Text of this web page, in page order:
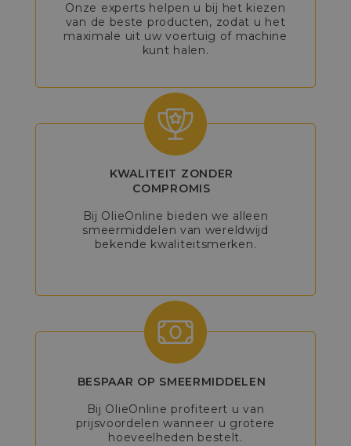
Onze experts helpen u bij het kiezen
van de beste producten, zodat u het
maximale uit uw voertuig of machine
kunt halen.
KWALITEIT ZONDER
COMPROMIS
Bij OlieOnline bieden we alleen
smeermiddelen van wereldwijd
bekende kwaliteitsmerken.
BESPAAR OP SMEERMIDDELEN
Bij OlieOnline profiteert u van
prijsvoordelen wanneer u grotere
hoeveelheden bestelt.